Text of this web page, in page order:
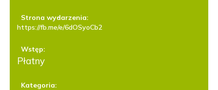
Strona wydarzenia:
https://fb.me/e/6dOSyoCb2
Wstęp:
Płatny
Kategoria: